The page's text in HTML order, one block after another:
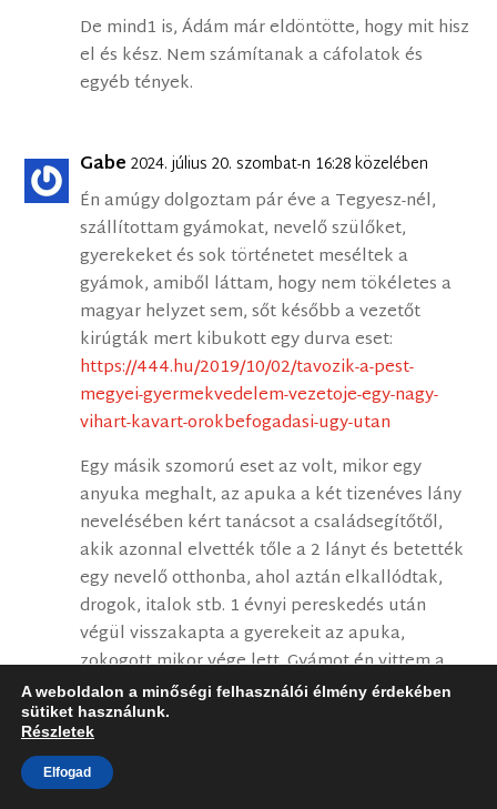
De mind1 is, Ádám már eldöntötte, hogy mit hisz
el és kész. Nem számítanak a cáfolatok és
egyéb tények.
Gabe 2024. július 20. szombat-n 16:28 közelében
Én amúgy dolgoztam pár éve a Tegyesz-nél,
szállítottam gyámokat, nevelő szülőket,
gyerekeket és sok történetet meséltek a
gyámok, amiből láttam, hogy nem tökéletes a
magyar helyzet sem, sőt később a vezetőt
kirúgták mert kibukott egy durva eset:
https://444.hu/2019/10/02/tavozik-a-pest-
megyei-gyermekvedelem-vezetoje-egy-nagy-
vihart-kavart-orokbefogadasi-ugy-utan
Egy másik szomorú eset az volt, mikor egy
anyuka meghalt, az apuka a két tizenéves lány
nevelésében kért tanácsot a családsegítőtől,
akik azonnal elvették tőle a 2 lányt és betették
egy nevelő otthonba, ahol aztán elkallódtak,
drogok, italok stb. 1 évnyi pereskedés után
végül visszakapta a gyerekeit az apuka,
zokogott mikor vége lett. Gyámot én vittem a
tárgyalásra épp.
Szóval itthon is és nyilván Norvégiában is
vannak inkompetens ügyintézők, akár
korruptak is. Ennyi az egész kb.
A weboldalon a minőségi felhasználói élmény érdekében
sütiket használunk.
Részletek
Elfogad